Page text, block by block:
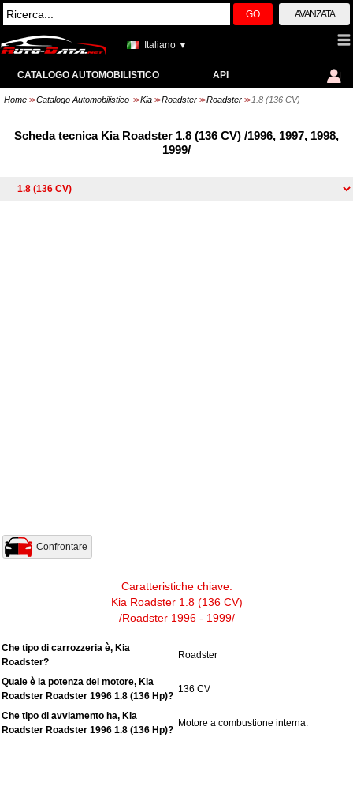
GO AVANZATA
Italiano ▼
CATALOGO AUTOMOBILISTICO API
Home >> Catalogo Automobilistico >> Kia >> Roadster >> Roadster >> 1.8 (136 CV)
Scheda tecnica Kia Roadster 1.8 (136 CV) /1996, 1997, 1998,
1999/
Confrontare
Caratteristiche chiave:
Kia Roadster 1.8 (136 CV)
/Roadster 1996 - 1999/
Che tipo di carrozzeria è, Kia
Roadster?
Roadster
Quale è la potenza del motore, Kia
Roadster Roadster 1996 1.8 (136 Hp)?
136 CV
Che tipo di avviamento ha, Kia
Roadster Roadster 1996 1.8 (136 Hp)?
Motore a combustione interna.